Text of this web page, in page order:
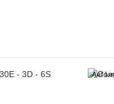
Auf